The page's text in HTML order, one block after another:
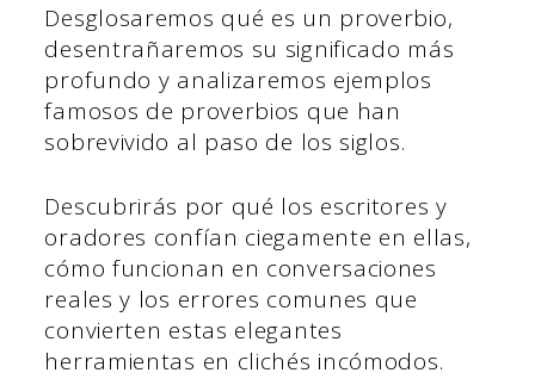
Desglosaremos qué es un proverbio,
desentrañaremos su significado más
profundo y analizaremos ejemplos
famosos de proverbios que han
sobrevivido al paso de los siglos.
Descubrirás por qué los escritores y
oradores confían ciegamente en ellas,
cómo funcionan en conversaciones
reales y los errores comunes que
convierten estas elegantes
herramientas en clichés incómodos.